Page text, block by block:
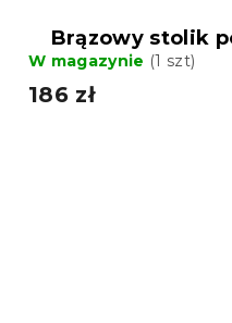
Brązowy stolik
W magazynie (1 szt)
186 zł